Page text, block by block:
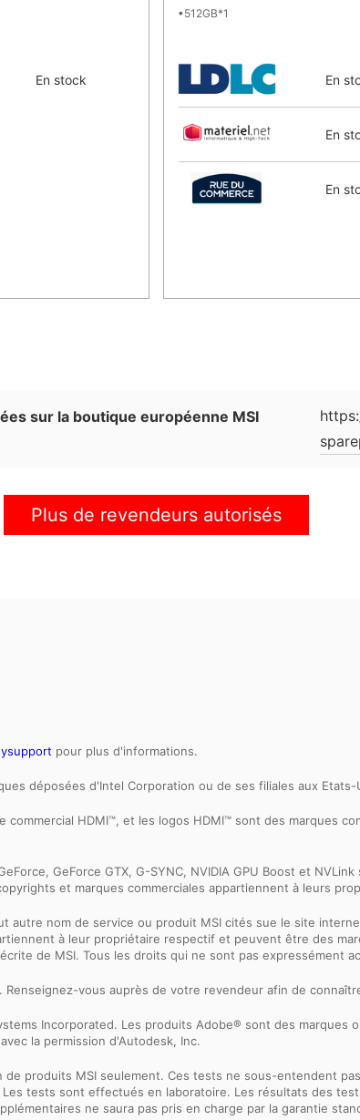
En stock
512GB*1
En
En
En
sur la boutique européenne MSI
Plus de revendeurs autorisés
pour plus d'informations.
déposées d'Intel Corporation ou de ses filiales aux
HDMI™, et les logos HDMI™ sont des marques
GeForce GTX, G-SYNC, NVIDIA GPU Boost et
et marques commerciales appartiennent à leurs
autre nom de service ou produit MSI cités sue le site
à leur propriétaire respectif et peuvent être des
de MSI. Tous les droits qui ne sont pas expressément
vous auprès de votre revendeur afin de
Incorporated. Les produits Adobe® sont des marques
la permission d'Autodesk, Inc.
produits MSI seulement. Ces tests ne sous-entendent
tests sont effectués en laboratoire. Les résultats des
ne saura pas pris en charge par la garantie